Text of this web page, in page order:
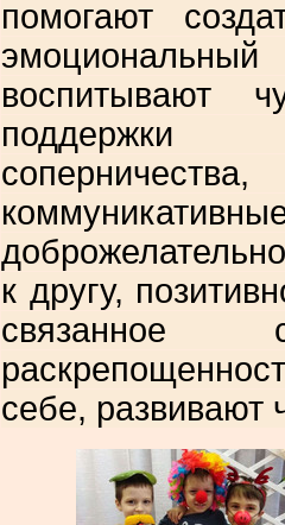
помогают
воспитывают
поддержки
к другу,
связанное
себе, развивают